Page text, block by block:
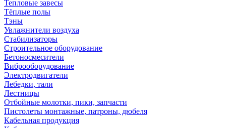
Тепловые завесы
Тёплые полы
Тэны
Увлажнители воздуха
Стабилизаторы
Строительное оборудование
Бетоносмесители
Виброоборудование
Электродвигатели
Лебедки, тали
Лестницы
Отбойные молотки, пики, запчасти
Пистолеты монтажные, патроны, дюбеля
Кабельная продукция